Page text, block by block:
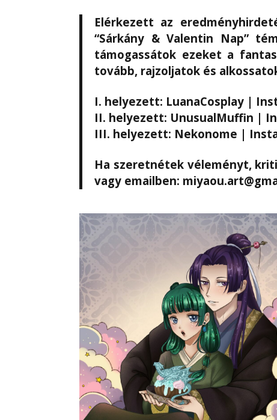
Elérkezett az
“Sárkány & Valentin Nap”
támogassátok ezeket a
tovább, rajzoljatok és
I. helyezett: LuanaCosplay |
II. helyezett: UnusualMuffin |
III. helyezett: Nekonome |
Ha szeretnétek véleményt,
vagy emailben: